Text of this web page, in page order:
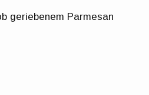
geriebenem Parmesan